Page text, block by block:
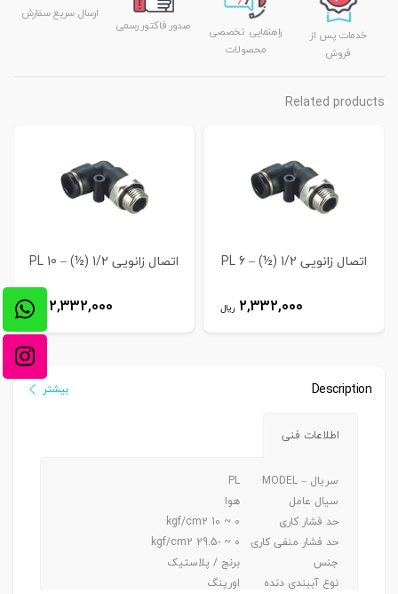
خدمات پس از
فروش
راهنمایی تخصصی
محصولات
صدور فاکتور رسمی
ارسال سریع سفارش
Related products
اتصال زانویی 1/2 (½) – 6 PL
2,332,000 ریال
اتصال زانویی 1/2 (½) – 10 PL
2,332,000 ریال
Description بیشتر
اطلاعات فنی
سریال – MODEL
PL
سیال عامل
هوا
حد فشار کاری
0 ~ 10 kgf/cm2
حد فشار منفی کاری
0 ~ -29.5 kgf/cm2
جنس
برنج / پلاستیک
نوع آببندی دنده
اورینگ